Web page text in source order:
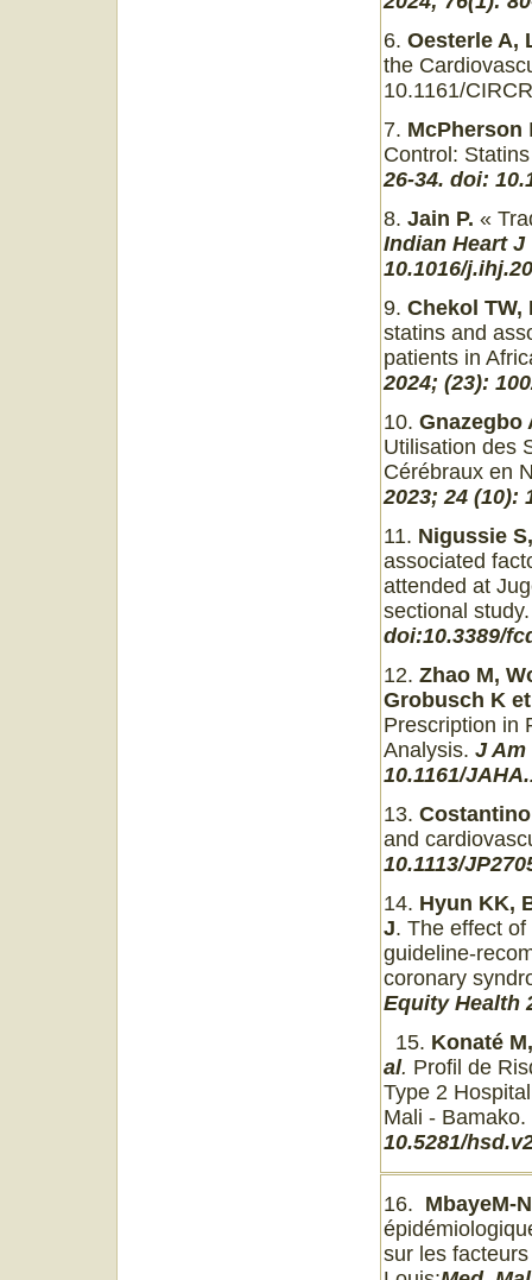
6. Oesterle A,
the
10.1161/
7. McPherson
Control:
26‑34. doi:
8. Jain P. «
Indian Heart J
10.1016/
9. Chekol TW,
statins and
patients in
2024; (23):
10. Gnazegbo
Utilisation des
Cérébraux en
2023; 24 (10):
11. Nigussie
associated
attended at
sectional
doi:10.3389/
12. Zhao M,
Grobusch K
Prescription in
Analysis. J Am
10.1161/
13.
and
10.1113/
14. Hyun KK,
J. The effect
guideline-
coronary
Equity Health
15. Konaté
al. Profil de
Type 2
Mali - Bamako.
10.5281/
16. MbayeM-
sur les